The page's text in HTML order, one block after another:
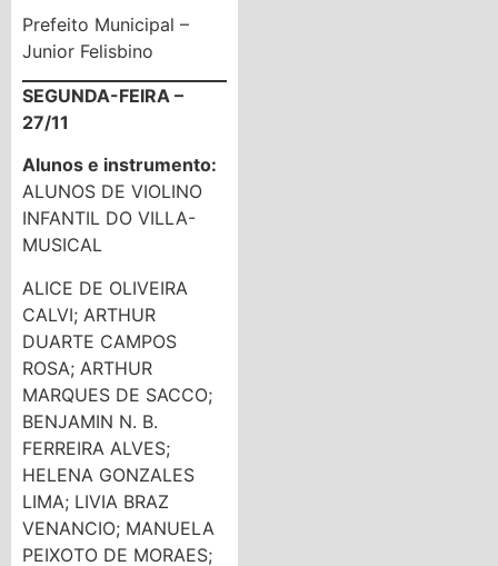
Prefeito Municipal –
Junior Felisbino
SEGUNDA-FEIRA –
27/11
Alunos e instrumento:
ALUNOS DE VIOLINO
INFANTIL DO VILLA-
MUSICAL
ALICE DE OLIVEIRA
CALVI; ARTHUR
DUARTE CAMPOS
ROSA; ARTHUR
MARQUES DE SACCO;
BENJAMIN N. B.
FERREIRA ALVES;
HELENA GONZALES
LIMA; LIVIA BRAZ
VENANCIO; MANUELA
PEIXOTO DE MORAES;